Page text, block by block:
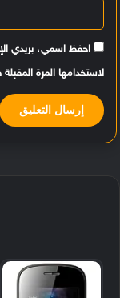
احفظ اسمي، بريدي
لاستخدامها المرة